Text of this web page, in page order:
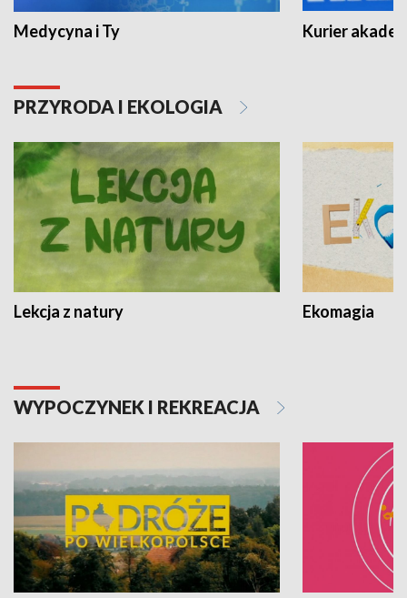
Medycyna i Ty Kurier
PRZYRODA I EKOLOGIA
Lekcja z natury Ekomagia
WYPOCZYNEK I REKREACJA